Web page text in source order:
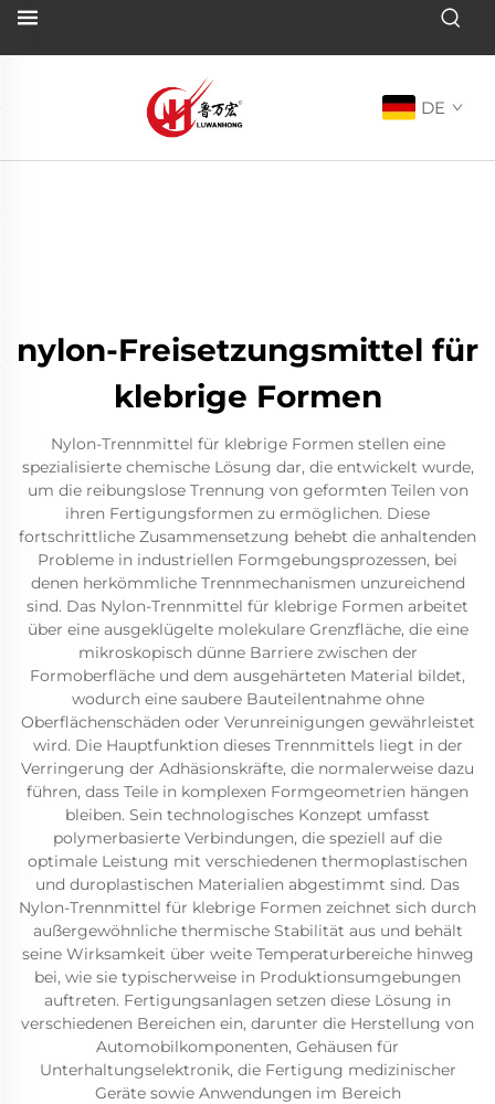
DE
nylon-Freisetzungsmittel für
klebrige Formen
Nylon-Trennmittel für klebrige Formen stellen eine
spezialisierte chemische Lösung dar, die entwickelt wurde,
um die reibungslose Trennung von geformten Teilen von
ihren Fertigungsformen zu ermöglichen. Diese
fortschrittliche Zusammensetzung behebt die anhaltenden
Probleme in industriellen Formgebungsprozessen, bei
denen herkömmliche Trennmechanismen unzureichend
sind. Das Nylon-Trennmittel für klebrige Formen arbeitet
über eine ausgeklügelte molekulare Grenzfläche, die eine
mikroskopisch dünne Barriere zwischen der
Formoberfläche und dem ausgehärteten Material bildet,
wodurch eine saubere Bauteilentnahme ohne
Oberflächenschäden oder Verunreinigungen gewährleistet
wird. Die Hauptfunktion dieses Trennmittels liegt in der
Verringerung der Adhäsionskräfte, die normalerweise dazu
führen, dass Teile in komplexen Formgeometrien hängen
bleiben. Sein technologisches Konzept umfasst
polymerbasierte Verbindungen, die speziell auf die
optimale Leistung mit verschiedenen thermoplastischen
und duroplastischen Materialien abgestimmt sind. Das
Nylon-Trennmittel für klebrige Formen zeichnet sich durch
außergewöhnliche thermische Stabilität aus und behält
seine Wirksamkeit über weite Temperaturbereiche hinweg
bei, wie sie typischerweise in Produktionsumgebungen
auftreten. Fertigungsanlagen setzen diese Lösung in
verschiedenen Bereichen ein, darunter die Herstellung von
Automobilkomponenten, Gehäusen für
Unterhaltungselektronik, die Fertigung medizinischer
Geräte sowie Anwendungen im Bereich